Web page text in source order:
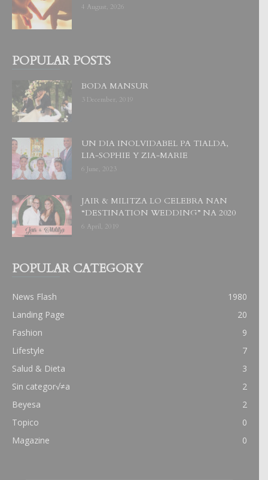
4 August, 2026
POPULAR POSTS
BODA MANSUR
3 December, 2019
UN DIA INOLVIDABEL PA TIALDA,
LIA-SOPHIE Y ZIA-MARIE
6 June, 2023
JAIR & MILITZA LO CELEBRA NAN
“DESTINATION WEDDING” NA 2020
6 April, 2019
POPULAR CATEGORY
News Flash
1980
Landing Page
20
Fashion
9
Lifestyle
7
Salud & Dieta
3
Sin categor√≠a
2
Beyesa
2
Topico
0
Magazine
0